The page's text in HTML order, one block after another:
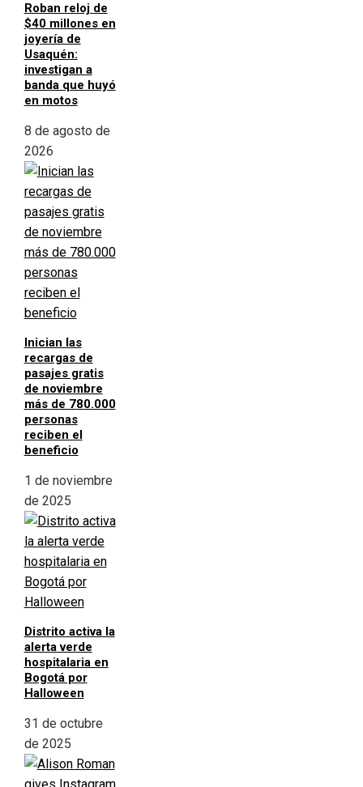
Roban reloj de
$40 millones en
joyería de
Usaquén:
investigan a
banda que huyó
en motos
8 de agosto de
2026
Inician las
recargas de
pasajes gratis
de noviembre
más de 780.000
personas
reciben el
beneficio
1 de noviembre
de 2025
Distrito activa la
alerta verde
hospitalaria en
Bogotá por
Halloween
31 de octubre
de 2025